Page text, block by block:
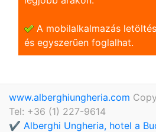
A mobilalkalmazás
és egyszerũen foglalhat.
www.alberghiungheria.com
Tel: +36 (1) 227-9614
✔️ Alberghi Ungheria, hotel a